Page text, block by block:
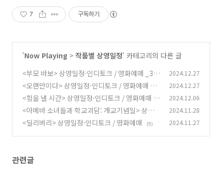
7 구독하기
'Now Playing > 작품별 상영일정' 카테고리의 다른 글
<부모 바보> 상영일정·인디토크 / 영화예매 _3
월 12일 종영
(0)
2024.12.27
<오랜만이다> 상영일정·인디토크 / 영화예매 _2
월 12일 종영 (0)
2024.12.27
<힘을 낼 시간> 상영일정·인디토크 / 영화예매 _
3월 22일 종영
(2)
2024.12.06
<아메바 소녀들과 학교괴담: 개교기념일> 상영
일정·인디토크 / 영화예매
(2)
2024.11.28
<딜리버리> 상영일정·인디토크 / 영화예매 (5) 2024.11.27
관련글